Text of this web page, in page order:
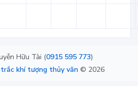
Hữu Tài (0915 595 773)
khí tượng thủy văn © 2026